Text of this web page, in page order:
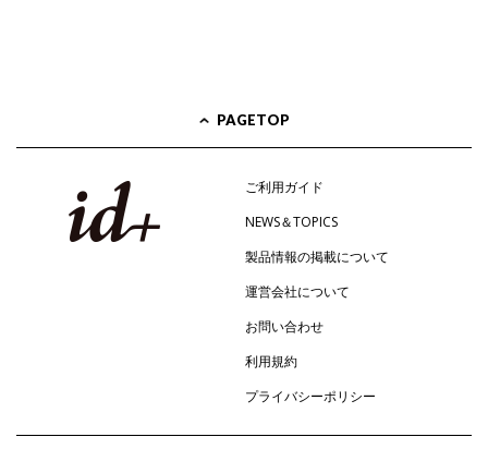
PAGETOP
ご利用ガイド
NEWS＆TOPICS
製品情報の掲載について
運営会社について
お問い合わせ
利用規約
プライバシーポリシー